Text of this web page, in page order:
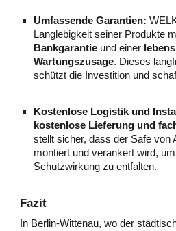
Umfassende Garantien:
Langlebigkeit seiner Produkte
Bankgarantie und einer
Wartungszusage. Dieses
schützt die Investition und
Kostenlose Logistik und
kostenlose Lieferung und
stellt sicher, dass der Safe von
montiert und verankert wird,
Schutzwirkung zu entfalten.
Fazit
In Berlin-Wittenau, wo der